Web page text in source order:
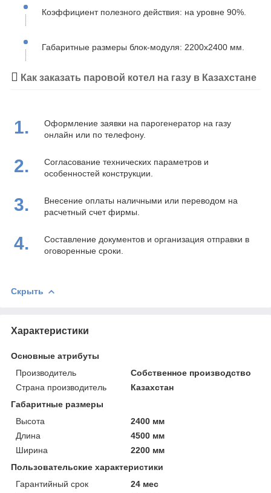
Коэффициент полезного действия: на уровне 90%.
Габаритные размеры блок-модуля: 2200х2400 мм.
Как заказать паровой котел на газу в Казахстане
1.
Оформление заявки на парогенератор на газу
онлайн или по телефону.
2.
Согласование технических параметров и
особенностей конструкции.
3.
Внесение оплаты наличными или переводом на
расчетный счет фирмы.
4.
Составление документов и организация отправки в
оговоренные сроки.
Скрыть
Характеристики
Основные атрибуты
Производитель
Собственное производство
Страна производитель
Казахстан
Габаритные размеры
Высота
2400 мм
Длина
4500 мм
Ширина
2200 мм
Пользовательские характеристики
Гарантийный срок
24 мес